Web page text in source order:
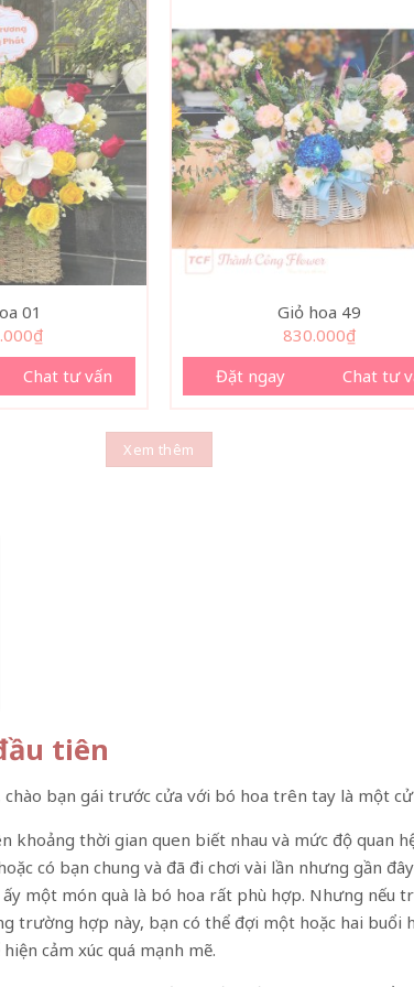
01
₫
Chat tư vấn
Giỏ hoa 49
830.000₫
Đặt ngay
Chat tư
Xem thêm
tiên
bạn gái trước cửa với bó hoa trên tay là một
khoảng thời gian quen biết nhau và mức độ quan
có bạn chung và đã đi chơi vài lần nhưng gần
một món quà là bó hoa rất phù hợp. Nhưng nếu
trường hợp này, bạn có thể đợi một hoặc hai
cảm xúc quá mạnh mẽ.